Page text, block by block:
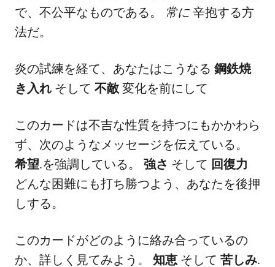
で、不公平なものである。
常に 辛抱する方
法だ。
炎の試練を経て、あなたはこうなる 鋼鉄焼
き入れそして 不敵 変化を前にして
このカードは不吉な性質を持つにもかかわら
ず、次のようなメッセージを伝えている。
希望.を強調している。 強さ そして 回復力
どんな困難にも打ち勝つよう、あなたを後押
しする。
このカードがどのように絡み合っているの
か、詳しく見てみよう。 知恵 そして 苦しみ.